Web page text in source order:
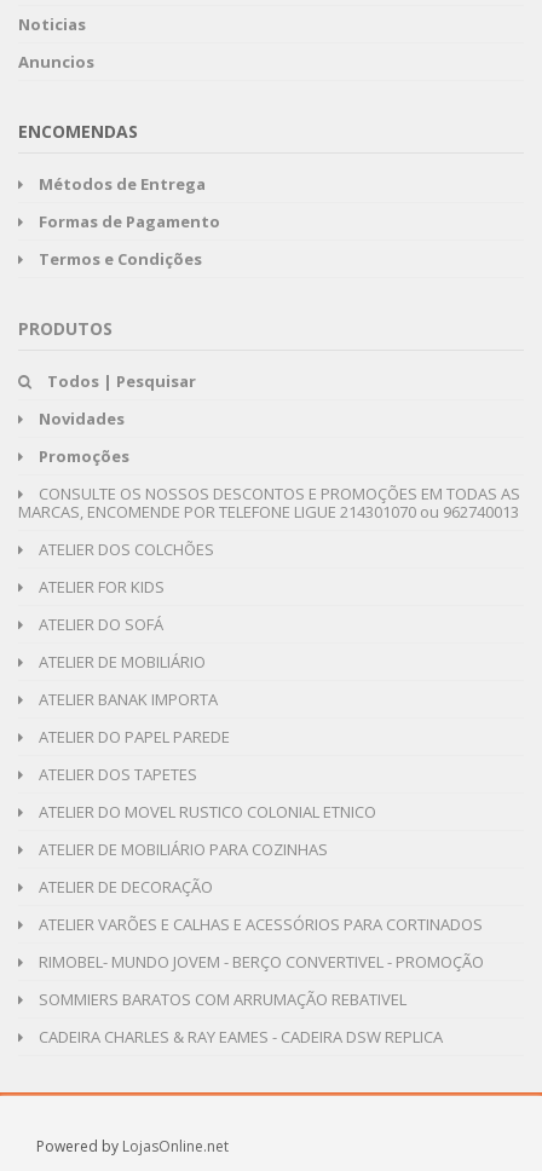
Noticias
Anuncios
ENCOMENDAS
Métodos de Entrega
Formas de Pagamento
Termos e Condições
PRODUTOS
Todos | Pesquisar
Novidades
Promoções
CONSULTE OS NOSSOS DESCONTOS E PROMOÇÕES EM TODAS AS
MARCAS, ENCOMENDE POR TELEFONE LIGUE 214301070 ou 962740013
ATELIER DOS COLCHÕES
ATELIER FOR KIDS
ATELIER DO SOFÁ
ATELIER DE MOBILIÁRIO
ATELIER BANAK IMPORTA
ATELIER DO PAPEL PAREDE
ATELIER DOS TAPETES
ATELIER DO MOVEL RUSTICO COLONIAL ETNICO
ATELIER DE MOBILIÁRIO PARA COZINHAS
ATELIER DE DECORAÇÃO
ATELIER VARÕES E CALHAS E ACESSÓRIOS PARA CORTINADOS
RIMOBEL- MUNDO JOVEM - BERÇO CONVERTIVEL - PROMOÇÃO
SOMMIERS BARATOS COM ARRUMAÇÃO REBATIVEL
CADEIRA CHARLES & RAY EAMES - CADEIRA DSW REPLICA
Powered by LojasOnline.net